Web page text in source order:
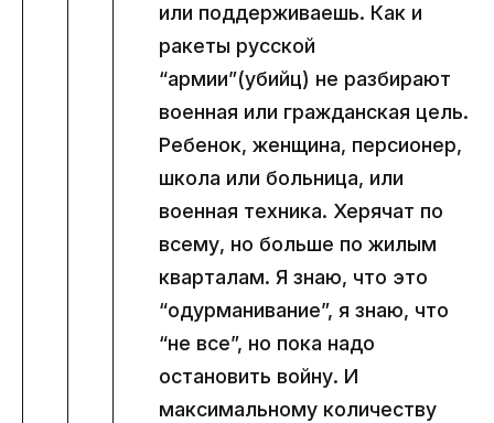
или поддерживаешь. Как и
ракеты русской
“армии”(убийц) не разбирают
военная или гражданская цель.
Ребенок, женщина, персионер,
школа или больница, или
военная техника. Херячат по
всему, но больше по жилым
кварталам. Я знаю, что это
“одурманивание”, я знаю, что
“не все”, но пока надо
остановить войну. И
максимальному количеству